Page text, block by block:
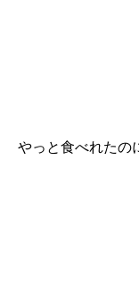
やっと食べれたの